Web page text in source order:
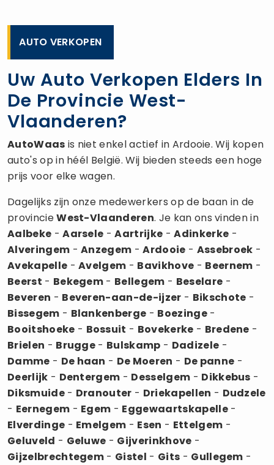
AUTO VERKOPEN
Uw Auto Verkopen Elders In
De Provincie West-
Vlaanderen?
AutoWaas is niet enkel actief in Ardooie. Wij kopen
auto's op in héél België. Wij bieden steeds een hoge
prijs voor elke wagen.
Dagelijks zijn onze medewerkers op de baan in de
provincieWest-Vlaanderen. Je kan ons vinden in
Aalbeke -Aarsele -Aartrijke -Adinkerke -
Alveringem -Anzegem -Ardooie - Assebroek -
Avekapelle -Avelgem - Bavikhove - Beernem -
Beerst - Bekegem - Bellegem - Beselare -
Beveren - Beveren-aan-de-ijzer - Bikschote -
Bissegem - Blankenberge - Boezinge-
Booitshoeke - Bossuit - Bovekerke - Bredene -
Brielen - Brugge - Bulskamp - Dadizele -
Damme - De haan - De Moeren - De panne -
Deerlijk - Dentergem - Desselgem - Dikkebus -
Diksmuide- Dranouter - Driekapellen - Dudzele
- Eernegem - Egem - Eggewaartskapelle-
Elverdinge - Emelgem - Esen - Ettelgem -
Geluveld - Geluwe - Gijverinkhove -
Gijzelbrechtegem - Gistel - Gits - Gullegem -